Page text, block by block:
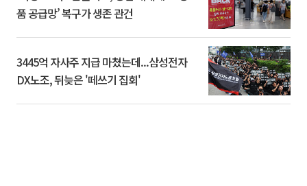
품 공급망’ 복구가 생존 관건
3445억 자사주 지급 마쳤는데...삼성전자
DX노조, 뒤늦은 '떼쓰기 집회'